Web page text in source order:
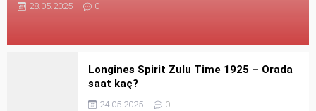
28.05.2025 0
Longines Spirit Zulu Time 1925 – Orada
saat kaç?
24.05.2025 0